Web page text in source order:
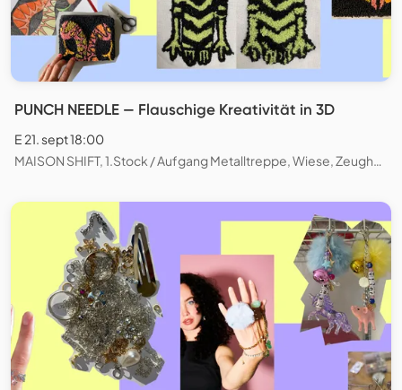
PUNCH NEEDLE — Flauschige Kreativität in 3D
E 21. sept 18:00
MAISON SHIFT, 1.Stock / Aufgang Metalltreppe, Wiese, Zeughausstrasse, Zürich, Schweiz